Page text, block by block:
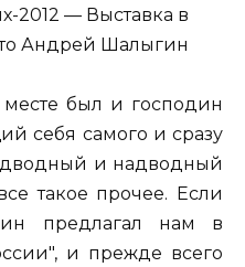
2012 — Выставка в
Андрей Шалыгин
был и господин
себя самого и сразу
и надводный
такое прочее. Если
предлагал нам в
и прежде всего